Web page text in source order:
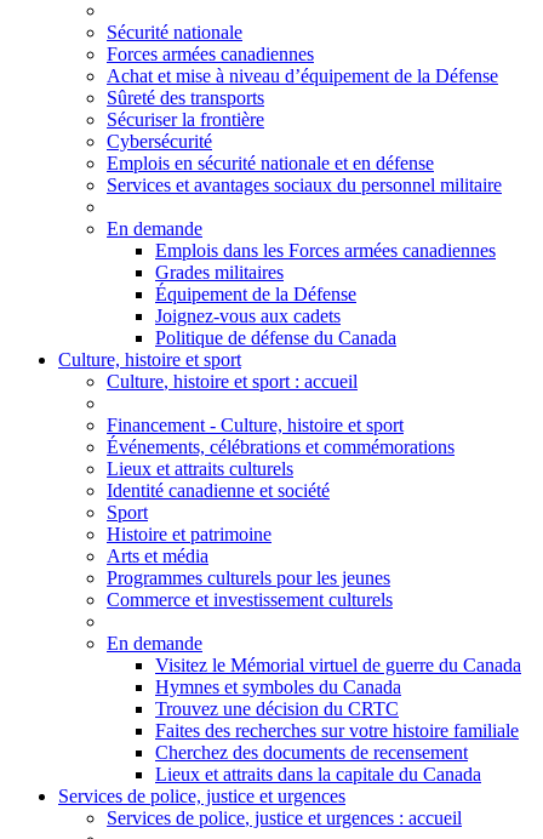
Sécurité nationale
Forces armées canadiennes
Achat et mise à niveau d’équipement de la Défense
Sûreté des transports
Sécuriser la frontière
Cybersécurité
Emplois en sécurité nationale et en défense
Services et avantages sociaux du personnel militaire
En demande
Emplois dans les Forces armées canadiennes
Grades militaires
Équipement de la Défense
Joignez-vous aux cadets
Politique de défense du Canada
Culture, histoire et sport
Culture, histoire et sport : accueil
Financement - Culture, histoire et sport
Événements, célébrations et commémorations
Lieux et attraits culturels
Identité canadienne et société
Sport
Histoire et patrimoine
Arts et média
Programmes culturels pour les jeunes
Commerce et investissement culturels
En demande
Visitez le Mémorial virtuel de guerre du Canada
Hymnes et symboles du Canada
Trouvez une décision du CRTC
Faites des recherches sur votre histoire familiale
Cherchez des documents de recensement
Lieux et attraits dans la capitale du Canada
Services de police, justice et urgences
Services de police, justice et urgences : accueil